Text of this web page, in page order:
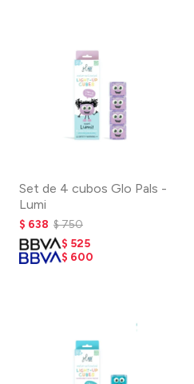
Set de 4 cubos Glo Pals -
Lumi
$ 638 $750
$ 525
$ 600